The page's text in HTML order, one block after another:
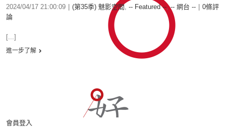
2024/04/17 21:00:09 (第35季) 魅影空間, -- Featured --,-- 網台 --
0條評
論
[...]
進一步了解
會員登入